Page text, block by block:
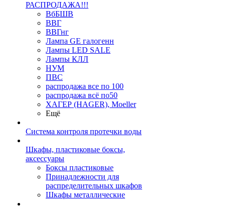
РАСПРОДАЖА!!!
ВбБШВ
ВВГ
ВВГнг
Лампа GE галогенн
Лампы LED SALE
Лампы КЛЛ
НУМ
ПВС
распродажа все по 100
распродажа всё по50
ХАГЕР (HAGER), Moeller
Ещё
Система контроля протечки воды
Шкафы, пластиковые боксы,
аксессуары
Боксы пластиковые
Принадлежности для
распределительных шкафов
Шкафы металлические